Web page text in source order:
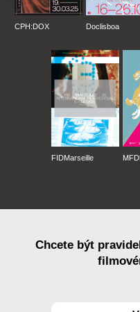
CPH:DOX Doclisboa
FIDMarseille
Chcete být